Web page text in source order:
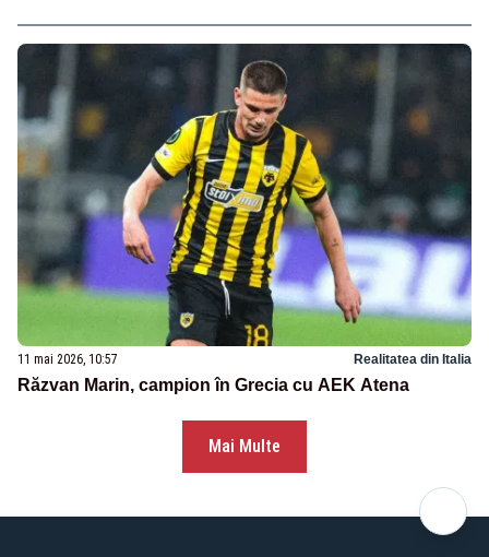
11 mai 2026, 10:57 Realitatea din Italia
Răzvan Marin, campion în Grecia cu AEK Atena
Mai Multe